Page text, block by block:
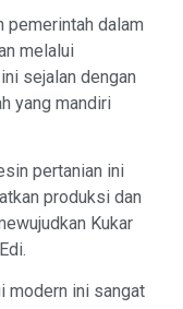
pemerintah dalam
melalui
sejalan dengan
yang mandiri
pertanian ini
produksi dan
Kukar
modern ini sangat